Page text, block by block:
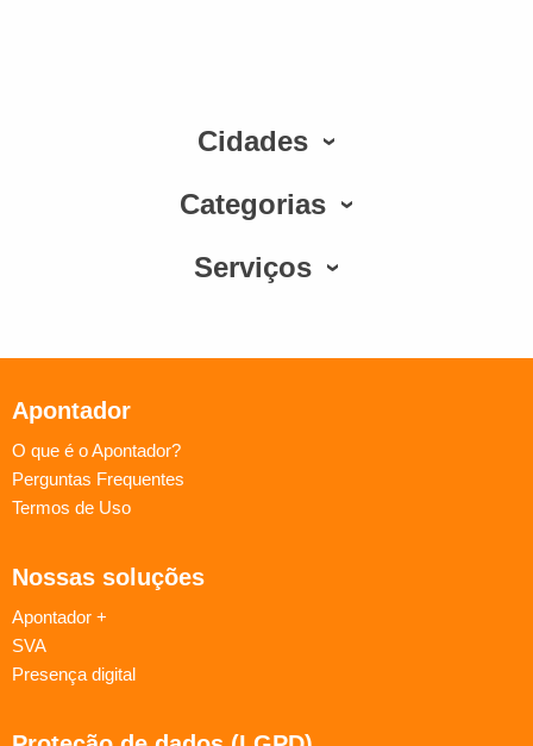
Cidades
Categorias
Serviços
Apontador
O que é o Apontador?
Perguntas Frequentes
Termos de Uso
Nossas soluções
Apontador +
SVA
Presença digital